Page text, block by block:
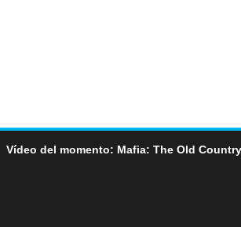
Vídeo del momento: Mafia: The Old